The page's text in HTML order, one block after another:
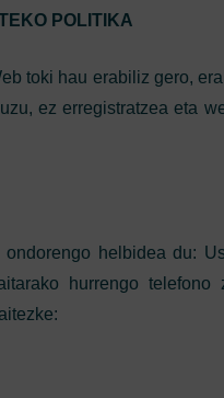
POLITIKA
toki hau erabiliz gero,
ez erregistratzea eta
helbidea du:
hurrengo telefono